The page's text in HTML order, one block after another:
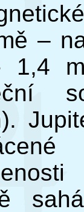
–
1,4